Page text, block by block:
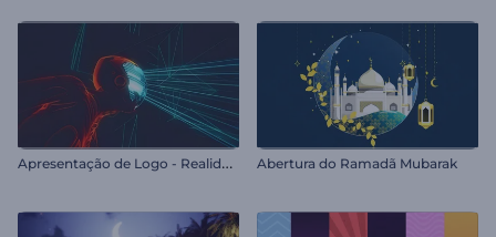
A
presentação de Logo - Realidade Virtual Abertura do Ramadã Mubarak